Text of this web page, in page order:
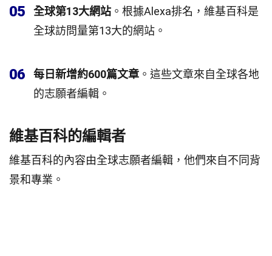
05 全球第13大網站 。根據Alexa排名，維基百科是
全球訪問量第13大的網站。
06 每日新增約600篇文章 。這些文章來自全球各地
的志願者編輯。
維基百科的編輯者
維基百科的內容由全球志願者編輯，他們來自不同背
景和專業。